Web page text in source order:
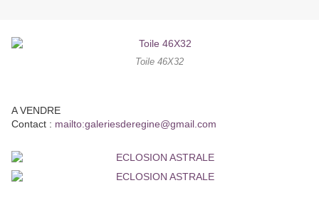
Toile 46X32
A VENDRE
Contact : mailto:galeriesderegine@gmail.com